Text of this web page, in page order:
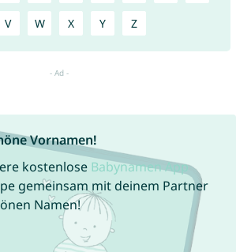
V W X Y Z
Vornamen!
kostenlose Babynamen App
gemeinsam mit deinem Partner
Namen!